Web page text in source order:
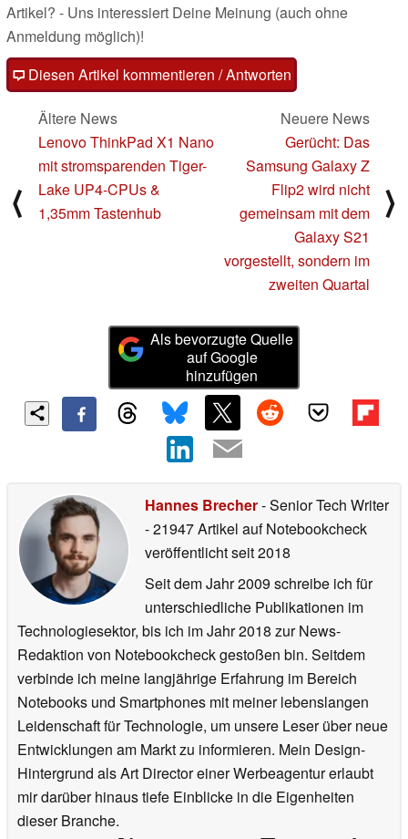
Artikel? - Uns interessiert Deine Meinung (auch ohne
Anmeldung möglich)!
Diesen Artikel kommentieren / Antworten
⟨
Ältere News
Lenovo ThinkPad X1 Nano
mit stromsparenden Tiger-
Lake UP4-CPUs &
1,35mm Tastenhub
Neuere News
Gerücht: Das
Samsung Galaxy Z
Flip2 wird nicht
gemeinsam mit dem
Galaxy S21
vorgestellt, sondern im
zweiten Quartal
⟩
Als bevorzugte Quelle
auf Google
hinzufügen
Hannes Brecher- Senior Tech Writer
- 21947 Artikel auf Notebookcheck
veröffentlichtseit 2018
Seit dem Jahr 2009 schreibe ich für
unterschiedliche Publikationen im
Technologiesektor, bis ich im Jahr 2018 zur News-
Redaktion von Notebookcheck gestoßen bin. Seitdem
verbinde ich meine langjährige Erfahrung im Bereich
Notebooks und Smartphones mit meiner lebenslangen
Leidenschaft für Technologie, um unsere Leser über neue
Entwicklungen am Markt zu informieren. Mein Design-
Hintergrund als Art Director einer Werbeagentur erlaubt
mir darüber hinaus tiefe Einblicke in die Eigenheiten
dieser Branche.